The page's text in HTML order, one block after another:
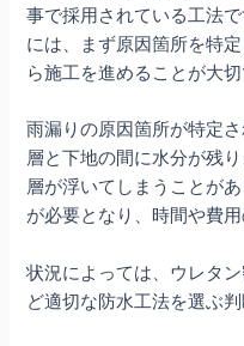
事で採用されている工法
には、まず原因箇所を特
ら施工を進めることが大切
雨漏りの原因箇所が特定
層と下地の間に水分が残
層が浮いてしまうことが
が必要となり、時間や費
状況によっては、ウレタ
ど適切な防水工法を選ぶ判